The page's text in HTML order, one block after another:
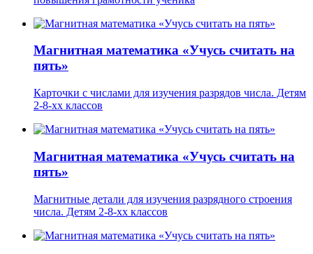
Магнитная математика «Учусь считать на
пять»
Карточки с числами для изучения разрядов числа. Детям
2-8-хх классов
Магнитная математика «Учусь считать на
пять»
Магнитные детали для изучения разрядного строения
числа. Детям 2-8-хх классов